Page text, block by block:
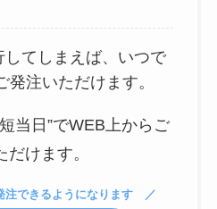
てしまえば、いつで
発注いただけます。
当日”でWEB上からご
だけます。
注できるようになります